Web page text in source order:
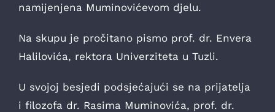
namijenjena Muminovićevom djelu.
Na skupu je pročitano pismo prof. dr. Envera
Halilovića, rektora Univerziteta u Tuzli.
U svojoj besjedi podsjećajući se na prijatelja
i filozofa dr. Rasima Muminovića, prof. dr.